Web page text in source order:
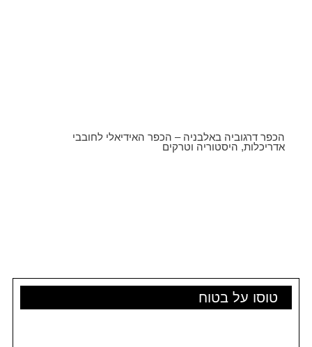
טוסו על בטוח
הכפר דרגוביה באלבניה – הכפר האידיאלי לחובבי
אדריכלות, היסטוריה וטרקים